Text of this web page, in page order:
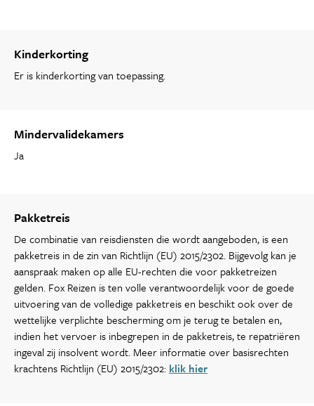
Kinderkorting
Er is kinderkorting van toepassing.
Mindervalidekamers
Ja
Pakketreis
De combinatie van reisdiensten die wordt aangeboden, is een
pakketreis in de zin van Richtlijn (EU) 2015/2302. Bijgevolg kan je
aanspraak maken op alle EU-rechten die voor pakketreizen
gelden. Fox Reizen is ten volle verantwoordelijk voor de goede
uitvoering van de volledige pakketreis en beschikt ook over de
wettelijke verplichte bescherming om je terug te betalen en,
indien het vervoer is inbegrepen in de pakketreis, te repatriëren
ingeval zij insolvent wordt. Meer informatie over basisrechten
krachtens Richtlijn (EU) 2015/2302: klik hier